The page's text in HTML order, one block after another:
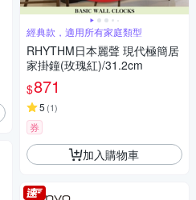
經典款，適用所有家庭類型
RHYTHM日本麗聲 現代極簡居
家掛鐘(玫瑰紅)/31.2cm
$871
5 (1)
券
加入購物車